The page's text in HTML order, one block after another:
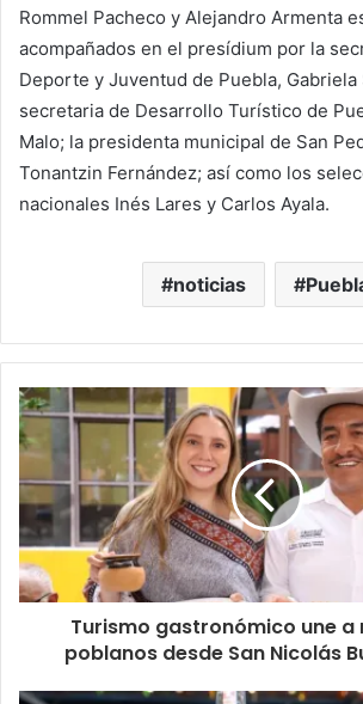
Rommel Pacheco y Alejandro Armenta
acompañados en el presídium por la
Deporte y Juventud de Puebla, Gabriela
secretaria de Desarrollo Turístico de
Malo; la presidenta municipal de San
Tonantzin Fernández; así como los
nacionales Inés Lares y Carlos Ayala.
noticias
Turismo gastronómico une a
poblanos desde San Nicolás